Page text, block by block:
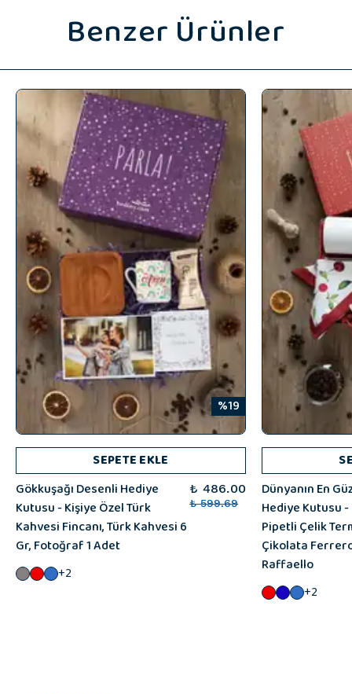
Benzer Ürünler
%19
SEPETE EKLE
Gökkuşağı Desenli Hediye
Kutusu - Kişiye Özel Türk
Kahvesi Fincanı, Türk Kahvesi 6
Gr, Fotoğraf 1 Adet
₺ 486.00
₺ 599.69
+2
Dünyanın En
Hediye Kutusu
Pipetli Çelik
Çikolata
Raffaello
+2